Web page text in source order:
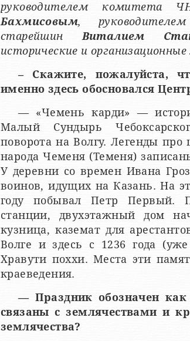
руководителем комитета
Бахмисовым,
старейшин Виталием
исторические и
– Скажите, пожалуйста,
именно здесь обосновался
— «Чемень карди» —
Малый Сундырь
поворота на Волгу. Легенды
народа Чеменя (Теменя)
У деревни со времен Ивана
воинов, идущих на Казань. На
году побывал Петр Первый.
станции, двухэтажный дом
кузница, каземат для
Волге и здесь с 1236 года
Хравути поххи. Места эти
краеведения.
— Праздник обозначен
связаны с землячествами и
землячества?